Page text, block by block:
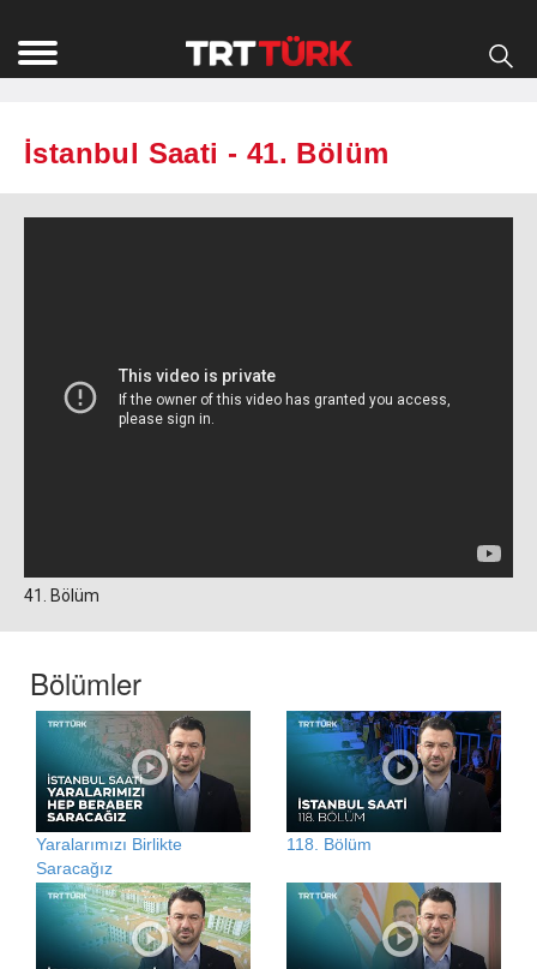
İstanbul Saati - 41. Bölüm
41. Bölüm
Bölümler
Yaralarımızı Birlikte
Saracağız
118. Bölüm